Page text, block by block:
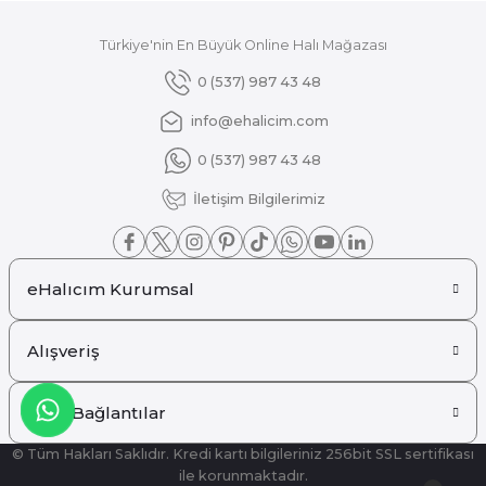
Gönder
Türkiye'nin En Büyük Online Halı Mağazası
0 (537) 987 43 48
info@ehalicim.com
0 (537) 987 43 48
İletişim Bilgilerimiz
eHalıcım Kurumsal
Alışveriş
Hızlı Bağlantılar
© Tüm Hakları Saklıdır. Kredi kartı bilgileriniz 256bit SSL sertifikası
ile korunmaktadır.